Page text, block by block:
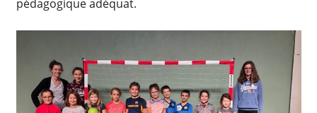
pédagogique adéquat.